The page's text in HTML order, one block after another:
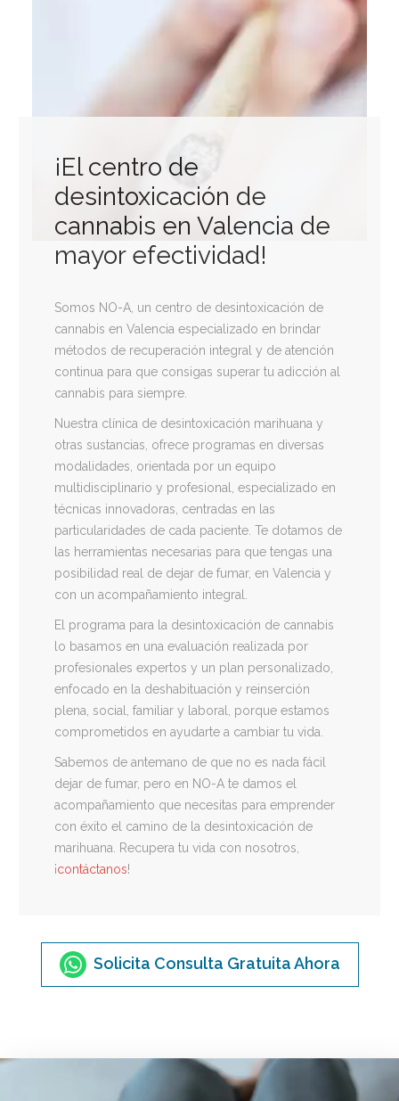
¡El centro de
desintoxicación de
cannabis en Valencia de
mayor efectividad!
Somos NO-A, un centro de desintoxicación de
cannabis en Valencia especializado en brindar
métodos de recuperación integral y de atención
continua para que consigas superar tu adicción al
cannabis para siempre.
Nuestra clínica de desintoxicación marihuana y
otras sustancias, ofrece programas en diversas
modalidades, orientada por un equipo
multidisciplinario y profesional, especializado en
técnicas innovadoras, centradas en las
particularidades de cada paciente. Te dotamos de
las herramientas necesarias para que tengas una
posibilidad real de dejar de fumar, en Valencia y
con un acompañamiento integral.
El programa para la desintoxicación de cannabis
lo basamos en una evaluación realizada por
profesionales expertos y un plan personalizado,
enfocado en la deshabituación y reinserción
plena, social, familiar y laboral, porque estamos
comprometidos en ayudarte a cambiar tu vida.
Sabemos de antemano de que no es nada fácil
dejar de fumar, pero en NO-A te damos el
acompañamiento que necesitas para emprender
con éxito el camino de la desintoxicación de
marihuana. Recupera tu vida con nosotros,
¡contáctanos!
Solicita Consulta Gratuita Ahora